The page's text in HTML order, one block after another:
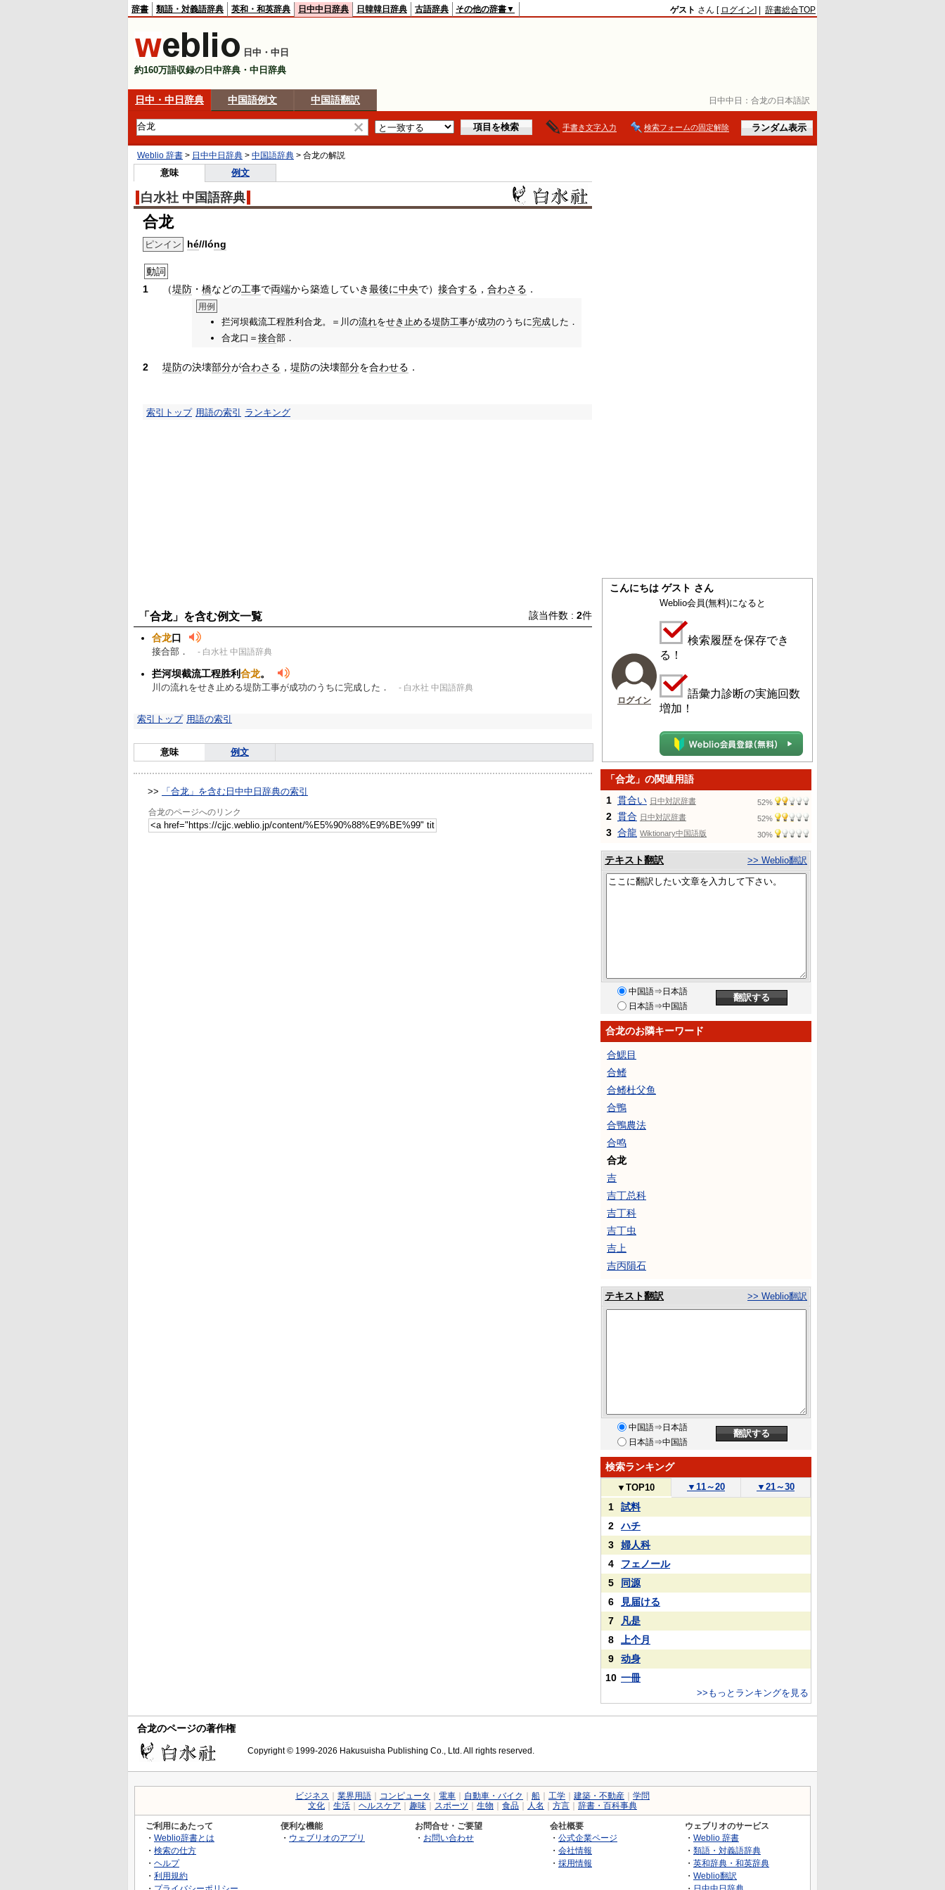
日中中日： 合龙の日本語訳
辞書 類語・対義語辞典 英和・和英辞典 日中中日辞典 日韓韓日辞典 古語辞典 その他の辞書▼ ゲスト さん [ ログイン] | 辞書総合TOP
日中・中日
約160万語収録の日中辞典・中日辞典
日中・中日辞典 中国語例文 中国語翻訳
手書き文字入力 検索フォームの固定解除
Weblio 辞書 > 日中中日辞典 > 中国語辞典 > 合龙の解説
意味 例文
白水社 中国語辞典
合龙
ピンイン hé//lóng
動詞
1
（堤防 ・ 橋などの工事で両端から築造していき最後に中央で） 接合する ， 合わさる ．
用例
拦河坝截流工程胜利合龙。＝川の流れをせき止める堤防工事が成功のうちに完成した．
合龙口＝ 接合部．
2 堤防の決壊部分が合わさる ， 堤防の決壊部分を合わせる ．
索引トップ 用語の索引 ランキング
「合龙」を含む例文一覧 該当件数 : 2件
合龙口
接合部． - 白水社 中国語辞典
拦河坝截流工程胜利合龙。
川の流れをせき止める堤防工事が成功のうちに完成した． - 白水社 中国語辞典
索引トップ 用語の索引
意味 例文
>> 「合龙」を含む日中中日辞典の索引
合龙のページへのリンク
こんにちは ゲスト さん
ログイン
Weblio会員(無料)になると
検索履歴を保存でき
る！
語彙力診断の実施回数
増加！
「合龙」の関連用語
1 貫合い 日中対訳辞書 52%
2 貫合 日中対訳辞書 52%
3 合龍 Wiktionary中国語版 30%
テキスト翻訳 >> Weblio翻訳
中国語⇒日本語
日本語⇒中国語
合龙のお隣キーワード
合鰓目
合鳍
合鳍杜父鱼
合鴨
合鴨農法
合鸣
合龙
吉
吉丁总科
吉丁科
吉丁虫
吉上
吉丙隕石
テキスト翻訳 >> Weblio翻訳
中国語⇒日本語
日本語⇒中国語
検索ランキング
▼ TOP10 ▼ 11～20 ▼ 21～30
1
試料
2
ハチ
3
婦人科
4
フェノール
5
同源
6
見届ける
7
凡是
8
上个月
9
动身
10 一冊
>>もっとランキングを見る
合龙のページの著作権
Copyright © 1999-2026 Hakusuisha Publishing Co., Ltd. All rights reserved.
ビジネス 業界用語 コンピュータ 電車 自動車・バイク 船 工学 建築・不動産
学問
文化
生活 ヘルスケア 趣味 スポーツ 生物 食品 人名 方言 辞書・百科事典
ご利用にあたって
・ Weblio辞書とは
・ 検索の仕方
・ ヘルプ
・ 利用規約
便利な機能
・ ウェブリオのアプリ
お問合せ・ご要望
・ お問い合わせ
会社概要
・ 公式企業ページ
・ 会社情報
・ 採用情報
ウェブリオのサービス
・ Weblio 辞書
・ 類語・対義語辞典
・ 英和辞典・和英辞典
・ Weblio翻訳